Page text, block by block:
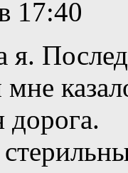
17:40
я.
дорога.